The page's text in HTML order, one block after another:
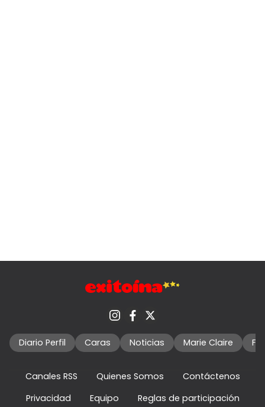
Diario Perfil Caras Noticias Marie Claire
Canales RSS Quienes Somos
Contáctenos
Privacidad
Equipo Reglas de participación